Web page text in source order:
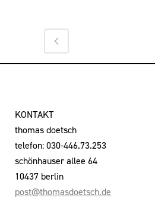
KONTAKT
thomas doetsch
telefon: 030-446.73.253
schönhauser allee 64
10437 berlin
post@thomasdoetsch.de